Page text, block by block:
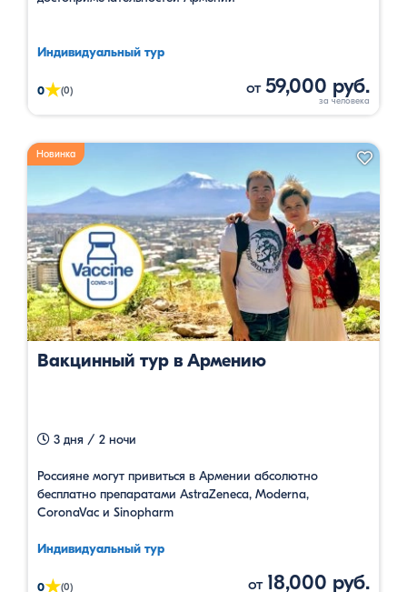
Индивидуальный тур
0★(0) от 59,000 руб.
Новинка
Вакцинный тур в Армению
3 дня / 2 ночи
Россияне могут привиться в Армении абсолютно
бесплатно препаратами AstraZeneca, Moderna,
CoronaVac и Sinopharm
Индивидуальный тур
0★(0) от 18,000 руб.